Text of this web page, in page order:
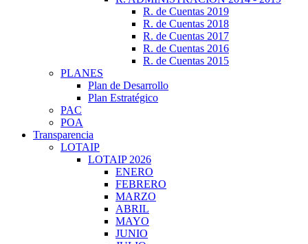
R. de Cuentas 2019
R. de Cuentas 2018
R. de Cuentas 2017
R. de Cuentas 2016
R. de Cuentas 2015
PLANES
Plan de Desarrollo
Plan Estratégico
PAC
POA
Transparencia
LOTAIP
LOTAIP 2026
ENERO
FEBRERO
MARZO
ABRIL
MAYO
JUNIO